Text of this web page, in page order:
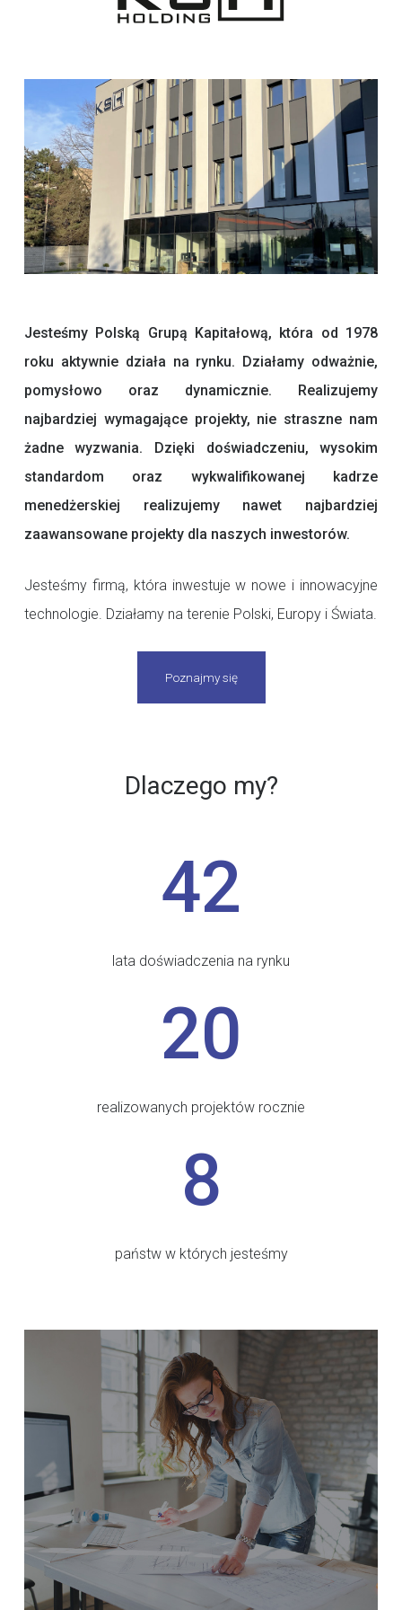
Jesteśmy Polską Grupą Kapitałową, która od 1978
roku aktywnie działa na rynku. Działamy odważnie,
pomysłowo oraz dynamicznie. Realizujemy
najbardziej wymagające projekty, nie straszne nam
żadne wyzwania. Dzięki doświadczeniu, wysokim
standardom oraz wykwalifikowanej kadrze
menedżerskiej realizujemy nawet najbardziej
zaawansowane projekty dla naszych inwestorów.
Jesteśmy firmą, która inwestuje w nowe i innowacyjne
technologie. Działamy na terenie Polski, Europy i Świata.
Poznajmy się
Dlaczego my?
42
lata doświadczenia na rynku
20
realizowanych projektów rocznie
8
państw w których jesteśmy